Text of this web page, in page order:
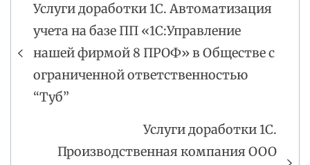
Навигация
по
записям
Услуги доработки 1С. Автоматизация
учета на базе ПП «1С:Управление
нашей фирмой 8 ПРОФ» в Обществе с
ограниченной ответственностью
“Туб”
Услуги доработки 1С.
Производственная компания ООО